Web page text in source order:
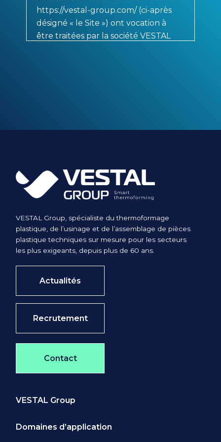
https://vestal-group.com/ (ci-après
désigné « le Site ») ont vocation à
être traitées par la société VESTAL
vous disposez, selon les cas :
d’un droit d’accès de rectification
vous concernant ;
d'un droit de limitation,
d’effacement et d’opposition pour
des motifs légitimes au traitement
de vos données ;
de la possibilité de nous
d’organiser le sort des données
tiers, etc.) en cas de décès ;
écrivant à l'adresse électronique
Toutefois, votre opposition peut, en
VESTAL Group, spécialiste du thermoformage
plastique, de l’usinage et de l’assemblage de pièces
plastique techniques sur mesure pour les secteurs
les plus exigeants, depuis plus de 60 ans.
Actualités
Recrutement
Contact
VESTAL Group
Domaines d’application